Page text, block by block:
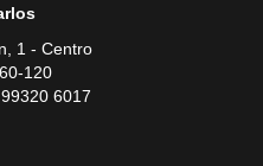
1 - Centro
120
6017